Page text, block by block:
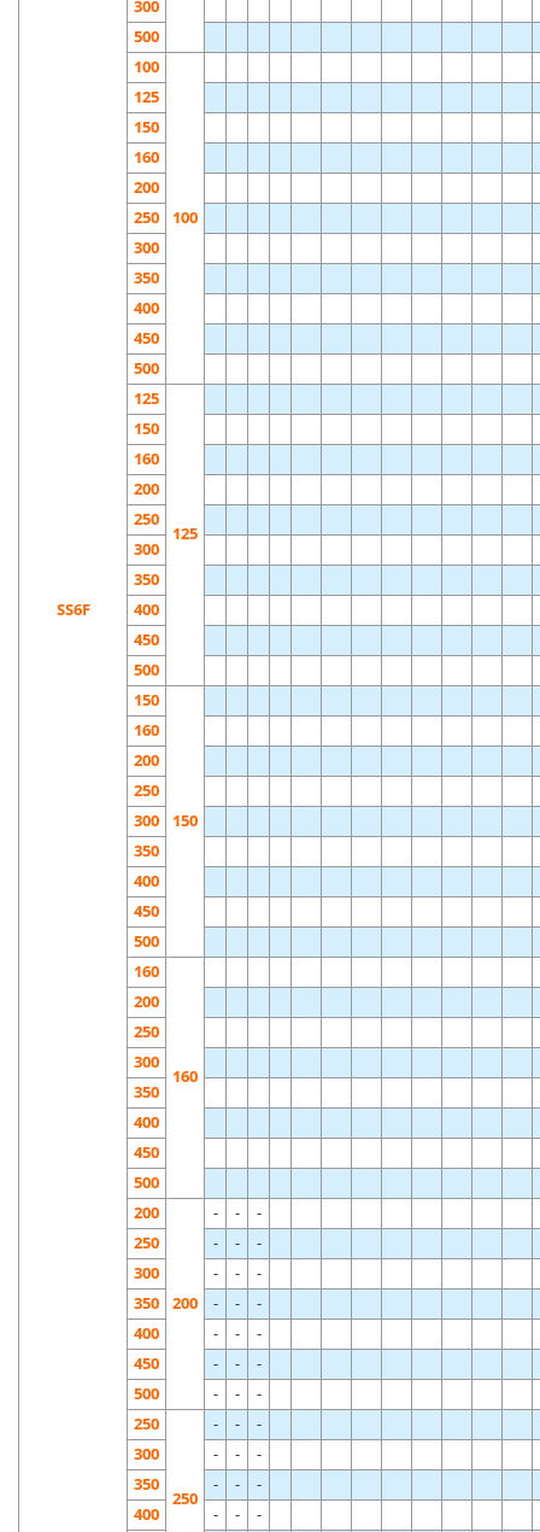
SS6F
300
500
100
100
125
150
160
200
250
300
350
400
450
500
125
125
150
160
200
250
300
350
400
450
500
150
150
160
200
250
300
350
400
450
500
160
160
200
250
300
350
400
450
500
200
200
- -
-
250
- -
-
300
- -
-
350
- -
-
400
- -
-
450
- -
-
500
- -
-
250
250
- -
-
300
- -
-
350
- -
-
400
- -
-